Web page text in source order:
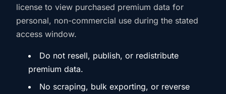
license to view purchased premium data for
personal, non-commercial use during the stated
access window.
Do not resell, publish, or redistribute
premium data.
No scraping, bulk exporting, or reverse